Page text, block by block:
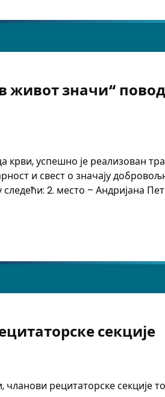
живот значи“
крви, успешно је реализован
и свест о значају
следећи: 2. место –
значи“ поводом Светског
секције
рецитаторске секције